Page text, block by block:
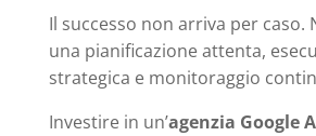
Il successo non arriva per caso.
una pianificazione attenta,
strategica e monitoraggio
Investire in un’agenzia Google